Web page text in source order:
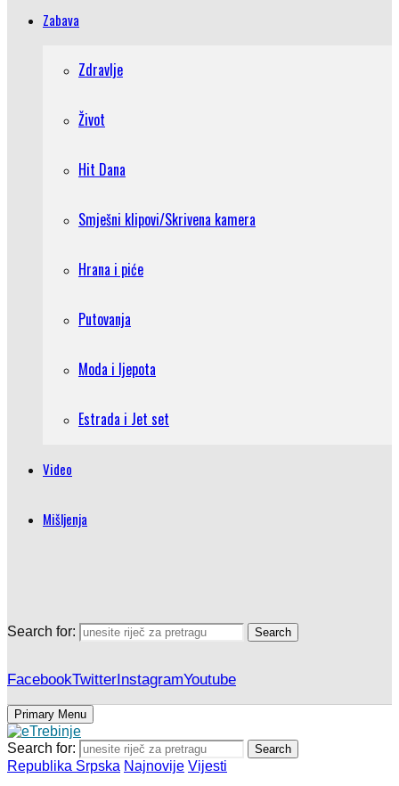
Zabava
Zdravlje
Život
Hit Dana
Smješni klipovi/Skrivena kamera
Hrana i piće
Putovanja
Moda i ljepota
Estrada i Jet set
Video
Mišljenja
Search for: Search
FacebookTwitterInstagramYoutube
Primary Menu
Search for: Search
Republika Srpska Najnovije Vijesti